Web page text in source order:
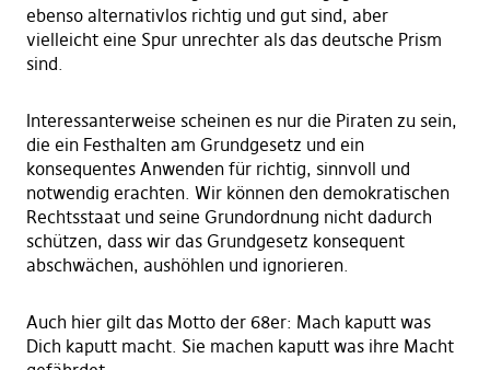
ebenso alternativlos richtig und gut sind, aber
vielleicht eine Spur unrechter als das deutsche Prism
sind.
Interessanterweise scheinen es nur die Piraten zu sein,
die ein Festhalten am Grundgesetz und ein
konsequentes Anwenden für richtig, sinnvoll und
notwendig erachten. Wir können den demokratischen
Rechtsstaat und seine Grundordnung nicht dadurch
schützen, dass wir das Grundgesetz konsequent
abschwächen, aushöhlen und ignorieren.
Auch hier gilt das Motto der 68er: Mach kaputt was
Dich kaputt macht. Sie machen kaputt was ihre Macht